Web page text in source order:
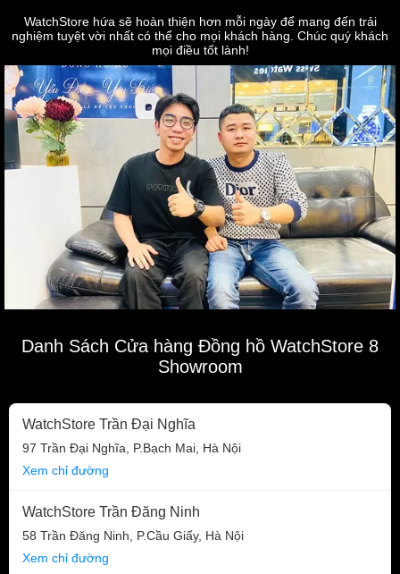
WatchStore hứa sẽ hoàn thiện hơn mỗi ngày để mang đến trải
nghiệm tuyệt vời nhất có thể cho mọi khách hàng. Chúc quý khách
mọi điều tốt lành!
Danh Sách Cửa hàng Đồng hồ WatchStore 8
Showroom
WatchStore Trần Đại Nghĩa
97 Trần Đại Nghĩa, P.Bạch Mai, Hà Nội
Xem chỉ đường
WatchStore Trần Đăng Ninh
58 Trần Đăng Ninh, P.Cầu Giấy, Hà Nội
Xem chỉ đường